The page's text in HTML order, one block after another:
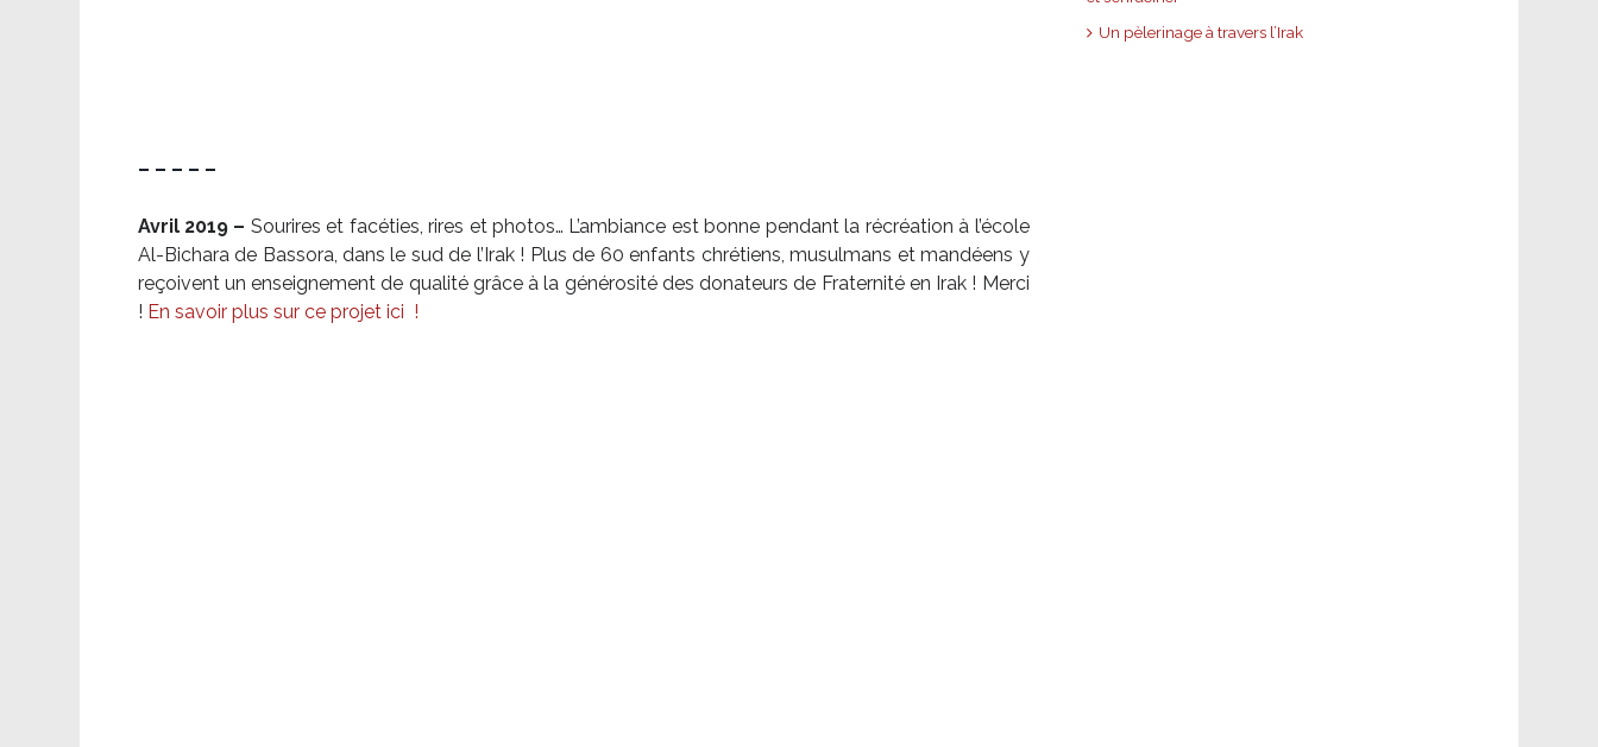
– – – – –
Avril 2019 – Sourires et facéties, rires et photos… L’ambiance est bonne pendant la récréation à l’école
Al-Bichara de Bassora, dans le sud de l’Irak ! Plus de 60 enfants chrétiens, musulmans et mandéens y
reçoivent un enseignement de qualité grâce à la générosité des donateurs de Fraternité en Irak ! Merci
! En savoir plus sur ce projet ici !
Un pèlerinage à travers l’Irak